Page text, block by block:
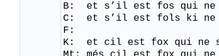
B: et s’il est fos qui ne
C: et s’il est fols ki ne
F:
K: et cil est fox qui ne